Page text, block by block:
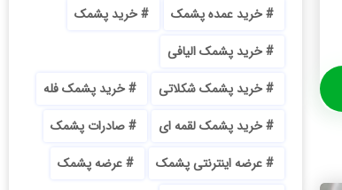
خرید عمده پشمک
خرید پشمک
خرید پشمک الیافی
خرید پشمک شکلاتی
خرید پشمک فله
خرید پشمک لقمه ای
صادرات پشمک
عرضه اینترنتی پشمک
عرضه پشمک